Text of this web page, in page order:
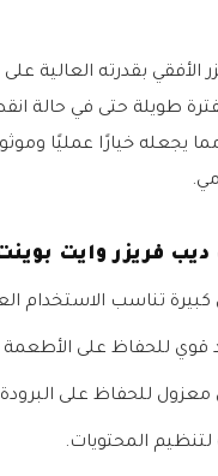
الأفقي بقدرته العالية
طويلة حتى في حالة
يجعله خيارًا عمليًا
فريزر وايت
تناسب الاستخدام
قوي للحفاظ على الأطعمة
للحفاظ على البرودة
المحتويات.